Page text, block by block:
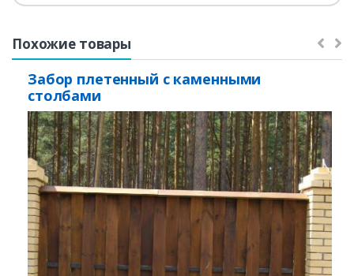
Похожие товары
Забор плетенный с каменными
столбами